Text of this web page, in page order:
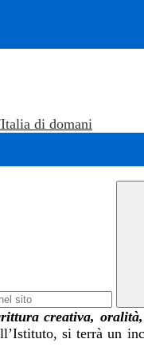
di domani
creativa,
si terrà un